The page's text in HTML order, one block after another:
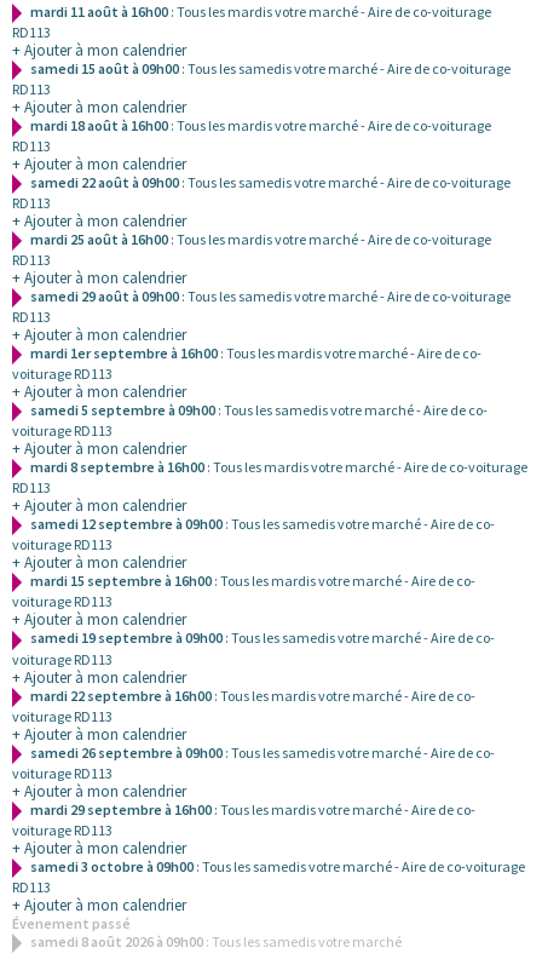
mardi 11 août à 16h00 : Tous les mardis votre marché - Aire de co-voiturage
RD113
+ Ajouter à mon calendrier
samedi 15 août à 09h00 : Tous les samedis votre marché - Aire de co-voiturage
RD113
+ Ajouter à mon calendrier
mardi 18 août à 16h00 : Tous les mardis votre marché - Aire de co-voiturage
RD113
+ Ajouter à mon calendrier
samedi 22 août à 09h00 : Tous les samedis votre marché - Aire de co-voiturage
RD113
+ Ajouter à mon calendrier
mardi 25 août à 16h00 : Tous les mardis votre marché - Aire de co-voiturage
RD113
+ Ajouter à mon calendrier
samedi 29 août à 09h00 : Tous les samedis votre marché - Aire de co-voiturage
RD113
+ Ajouter à mon calendrier
mardi 1er septembre à 16h00 : Tous les mardis votre marché - Aire de co-
voiturage RD113
+ Ajouter à mon calendrier
samedi 5 septembre à 09h00 : Tous les samedis votre marché - Aire de co-
voiturage RD113
+ Ajouter à mon calendrier
mardi 8 septembre à 16h00 : Tous les mardis votre marché - Aire de co-voiturage
RD113
+ Ajouter à mon calendrier
samedi 12 septembre à 09h00 : Tous les samedis votre marché - Aire de co-
voiturage RD113
+ Ajouter à mon calendrier
mardi 15 septembre à 16h00 : Tous les mardis votre marché - Aire de co-
voiturage RD113
+ Ajouter à mon calendrier
samedi 19 septembre à 09h00 : Tous les samedis votre marché - Aire de co-
voiturage RD113
+ Ajouter à mon calendrier
mardi 22 septembre à 16h00 : Tous les mardis votre marché - Aire de co-
voiturage RD113
+ Ajouter à mon calendrier
samedi 26 septembre à 09h00 : Tous les samedis votre marché - Aire de co-
voiturage RD113
+ Ajouter à mon calendrier
mardi 29 septembre à 16h00 : Tous les mardis votre marché - Aire de co-
voiturage RD113
+ Ajouter à mon calendrier
samedi 3 octobre à 09h00 : Tous les samedis votre marché - Aire de co-voiturage
RD113
+ Ajouter à mon calendrier
Évenement passé
samedi 8 août 2026 à 09h00 : Tous les samedis votre marché